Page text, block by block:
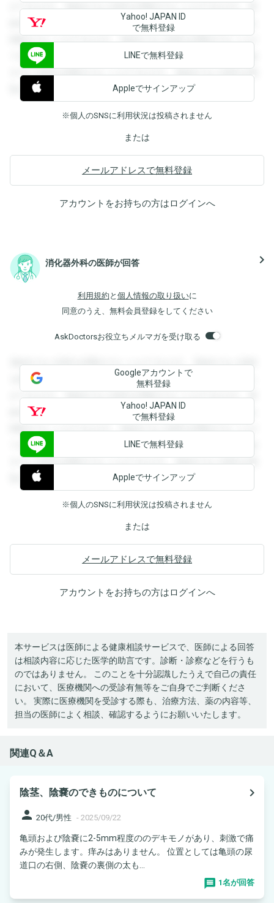
ができます。登録すると回答を閲覧することができます。登
録すると回答を閲覧することができます。登録すると回答を
閲覧することができます。登録すると回答を閲覧することが
できます。登録すると回答を閲覧することができます。登録
すると回答を閲覧することができます。登録すると回答を閲
覧することができます。
Yahoo! JAPAN ID
で無料登録
LINEで無料登録
Appleでサインアップ
※個人のSNSに利用状況は投稿されません
または
メールアドレスで無料登録
アカウントをお持ちの方はログインへ
消化器外科の医師が回答 navigate_next
利用規約 と 個人情報の取り扱いに
同意のうえ、無料会員登録をしてください
AskDoctorsお役立ちメルマガを受け取る
登録すると回答を閲覧することができます。登録すると回答
を閲覧することができます。登録すると回答を閲覧すること
ができます。登録すると回答を閲覧することができます。登
録すると回答を閲覧することができます。登録すると回答を
閲覧することができます。登録すると回答を閲覧することが
できます。登録すると回答を閲覧することができます。登録
すると回答を閲覧することができます。登録すると回答を閲
覧することができます。
Googleアカウントで
無料登録
Yahoo! JAPAN ID
で無料登録
LINEで無料登録
Appleでサインアップ
※個人のSNSに利用状況は投稿されません
または
メールアドレスで無料登録
アカウントをお持ちの方はログインへ
本サービスは医師による健康相談サービスで、医師による回答
は相談内容に応じた医学的助言です。診断・診察などを行うも
のではありません。 このことを十分認識したうえで自己の責任
において、医療機関への受診有無等をご自身でご判断くださ
い。 実際に医療機関を受診する際も、治療方法、薬の内容等、
担当の医師によく相談、確認するようにお願いいたします。
関連Q＆A
陰茎、陰嚢のできものについて
navigate_next
person 20代/男性 - 2025/09/22
亀頭および陰嚢に2-5mm程度ののデキモノがあり、刺激で痛
みが発生します。痒みはありません。 位置としては亀頭の尿
道口の右側、陰嚢の裏側の太も...
1名が回答